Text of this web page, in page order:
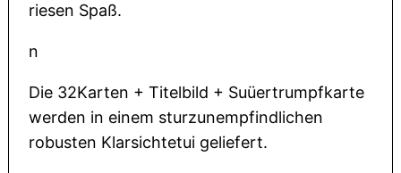
riesen Spaß.
n
Die 32Karten + Titelbild + Suüertrumpfkarte
werden in einem sturzunempfindlichen
robusten Klarsichtetui geliefert.